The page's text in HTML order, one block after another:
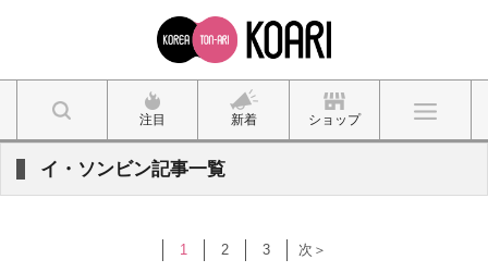
注目 新着 ショップ
イ・ソンビン記事一覧
1 2 3
次＞